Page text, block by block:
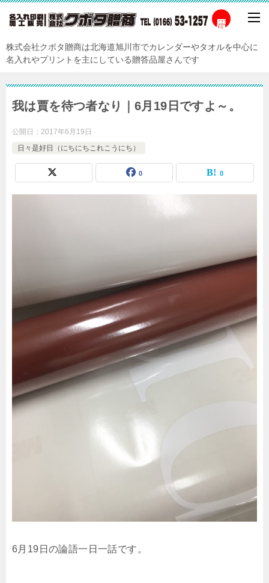
株式会社クボタ贈商は北海道旭川市でカレンダーやタオルを中心に
名入れやプリントを主にしている贈答品屋さんです
我は賈を待つ者なり｜6月19日ですよ～。
公開日： 2017年6月19日
日々是好日（にちにちこれこうにち）
0 0
6月19日の論語一日一話です。